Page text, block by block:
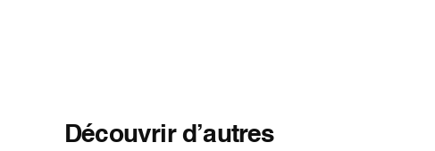
Découvrir d’autres